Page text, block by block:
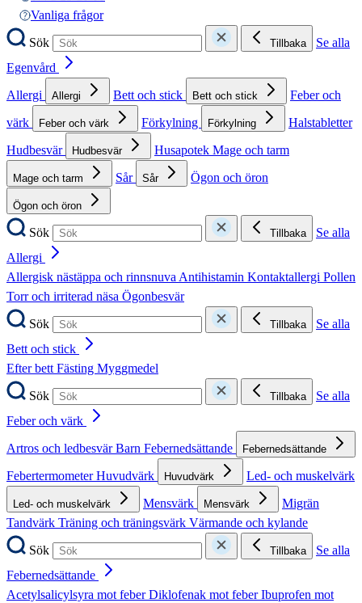
Vanliga frågor
Sök
Tillbaka
Se alla
Egenvård
Allergi
Allergi Bett och stick Bett och stick
Feber och
värk
Feber och värk Förkylning Förkylning
Halstabletter
Hudbesvär
Hudbesvär Husapotek Mage och tarm
Mage och tarm Sår Sår Ögon och öron
Ögon och öron
Sök Tillbaka
Se alla
Allergi
Allergisk nästäppa och rinnsnuvaAntihistamin Kontaktallergi Pollen
Torr och irriterad näsa Ögonbesvär
Sök
Tillbaka
Se alla
Bett och stick
Efter bettFästing Myggmedel
Sök
Tillbaka
Se alla
Feber och värk
Artros och ledbesvärBarn Febernedsättande Febernedsättande
FebertermometerHuvudvärk Huvudvärk Led- och muskelvärk
Led- och muskelvärk Mensvärk Mensvärk
Migrän
Tandvärk Träning och träningsvärk Värmande och kylande
Sök
Tillbaka
Se alla
Febernedsättande
Acetylsalicylsyra mot feberDiklofenak mot feberIbuprofen mot